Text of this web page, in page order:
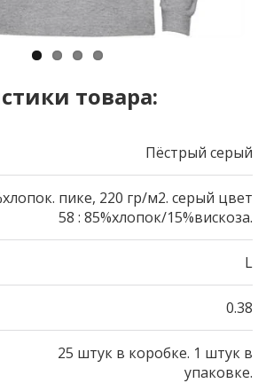
товара:
Пёстрый серый
пике, 220 гр/м2. серый цвет
58 : 85%хлопок/15%вискоза.
L
0.38
25 штук в коробке. 1 штук в
упаковке.